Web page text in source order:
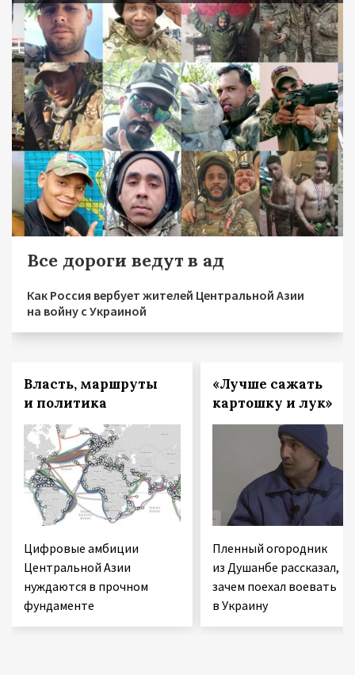
Все дороги ведут в ад
Как Россия вербует жителей Центральной Азии
на войну с Украиной
Власть, маршруты
и политика
Цифровые амбиции
Центральной Азии
нуждаются в прочном
фундаменте
«Лучше сажать
картошку и лук»
Пленный огородник
из Душанбе рассказал,
зачем поехал воевать
в Украину